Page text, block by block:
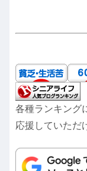
各種ランキング
応援していただ